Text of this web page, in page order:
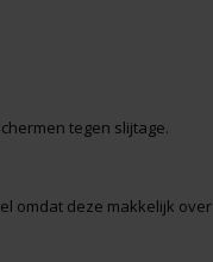
tegen slijtage.
omdat deze makkelijk over